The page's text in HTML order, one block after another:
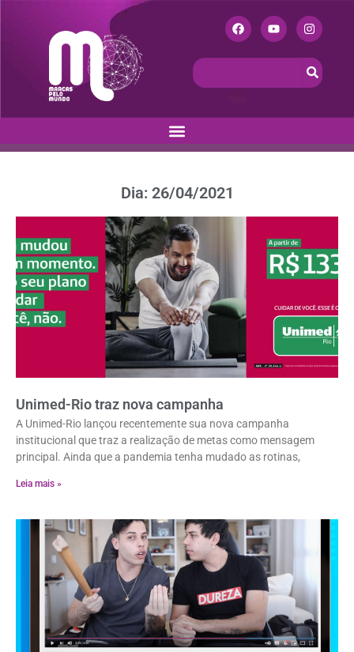
Dia: 26/04/2021
Unimed-Rio traz nova campanha
A Unimed-Rio lançou recentemente sua nova campanha
institucional que traz a realização de metas como mensagem
principal. Ainda que a pandemia tenha mudado as rotinas,
Leia mais »